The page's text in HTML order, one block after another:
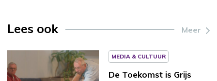
Lees ook Meer
MEDIA & CULTUUR
De Toekomst is Grijs